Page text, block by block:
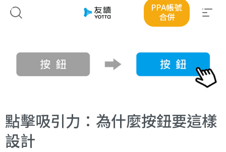
PPA帳號
合併
點擊吸引力：為什麼按鈕要這樣
設計